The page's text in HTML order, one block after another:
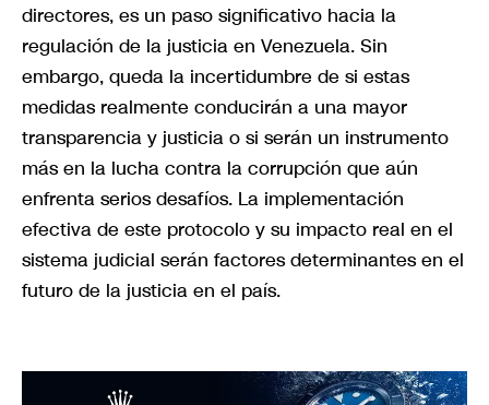
directores, es un paso significativo hacia la
regulación de la justicia en Venezuela. Sin
embargo, queda la incertidumbre de si estas
medidas realmente conducirán a una mayor
transparencia y justicia o si serán un instrumento
más en la lucha contra la corrupción que aún
enfrenta serios desafíos. La implementación
efectiva de este protocolo y su impacto real en el
sistema judicial serán factores determinantes en el
futuro de la justicia en el país.